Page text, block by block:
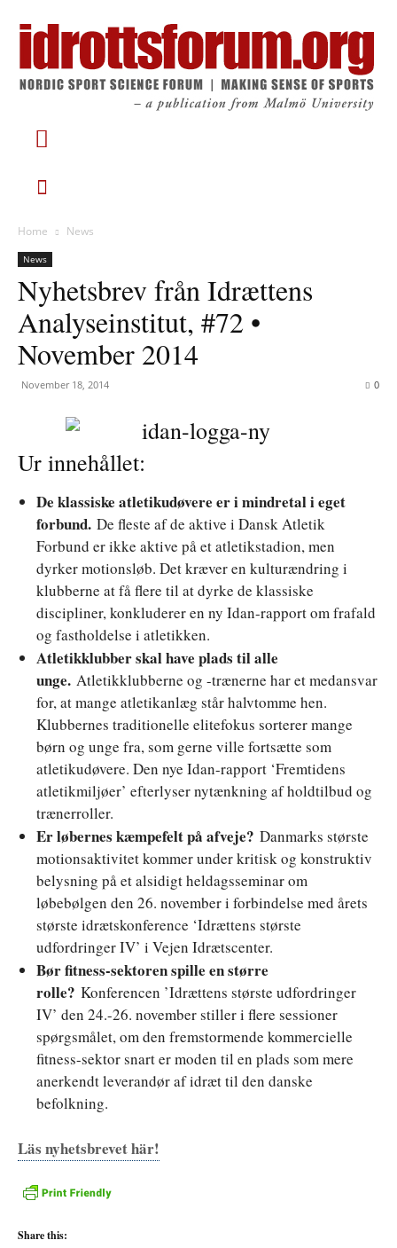
Home News
News
Nyhetsbrev från Idrættens
Analyseinstitut, #72 •
November 2014
November 18, 2014 0
Ur innehållet:
De klassiske atletikudøvere er i mindretal i eget
forbund. De fleste af de aktive i Dansk Atletik
Forbund er ikke aktive på et atletikstadion, men
dyrker motionsløb. Det kræver en kulturændring i
klubberne at få flere til at dyrke de klassiske
discipliner, konkluderer en ny Idan-rapport om frafald
og fastholdelse i atletikken.
Atletikklubber skal have plads til alle
unge. Atletikklubberne og -trænerne har et medansvar
for, at mange atletikanlæg står halvtomme hen.
Klubbernes traditionelle elitefokus sorterer mange
børn og unge fra, som gerne ville fortsætte som
atletikudøvere. Den nye Idan-rapport ‘Fremtidens
atletikmiljøer’ efterlyser nytænkning af holdtilbud og
trænerroller.
Er løbernes kæmpefelt på afveje? Danmarks største
motionsaktivitet kommer under kritisk og konstruktiv
belysning på et alsidigt heldagsseminar om
løbebølgen den 26. november i forbindelse med årets
største idrætskonference ‘Idrættens største
udfordringer IV’ i Vejen Idrætscenter.
Bør fitness-sektoren spille en større
rolle? Konferencen ’Idrættens største udfordringer
IV’ den 24.-26. november stiller i flere sessioner
spørgsmålet, om den fremstormende kommercielle
fitness-sektor snart er moden til en plads som mere
anerkendt leverandør af idræt til den danske
befolkning.
Läs nyhetsbrevet här!
Share this: